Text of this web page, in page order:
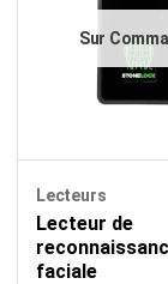
Sur
Lecteurs
Lecteur de
faciale